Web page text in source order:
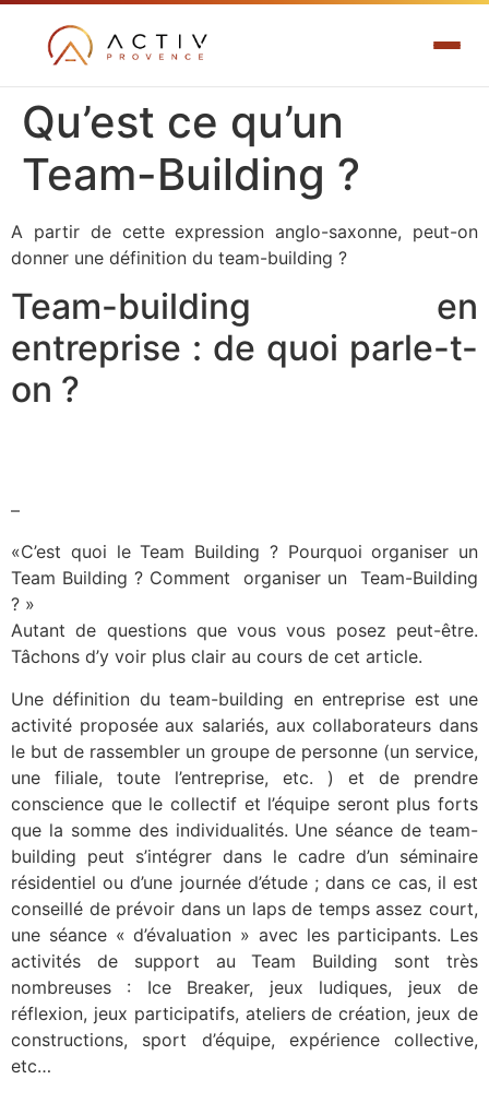
Qu’est ce qu’un
Team-Building ?
A partir de cette expression anglo-saxonne, peut-on
donner une définition du team-building ?
Team-building en
entreprise : de quoi parle-t-
on ?
–
«C’est quoi le Team Building ? Pourquoi organiser un
Team Building ? Comment organiser un Team-Building
? »
Autant de questions que vous vous posez peut-être.
Tâchons d’y voir plus clair au cours de cet article.
Une définition du team-building en entreprise est une
activité proposée aux salariés, aux collaborateurs dans
le but de rassembler un groupe de personne (un service,
une filiale, toute l’entreprise, etc. ) et de prendre
conscience que le collectif et l’équipe seront plus forts
que la somme des individualités. Une séance de team-
building peut s’intégrer dans le cadre d’un séminaire
résidentiel ou d’une journée d’étude ; dans ce cas, il est
conseillé de prévoir dans un laps de temps assez court,
une séance « d’évaluation » avec les participants. Les
activités de support au Team Building sont très
nombreuses : Ice Breaker, jeux ludiques, jeux de
réflexion, jeux participatifs, ateliers de création, jeux de
constructions, sport d’équipe, expérience collective,
etc…